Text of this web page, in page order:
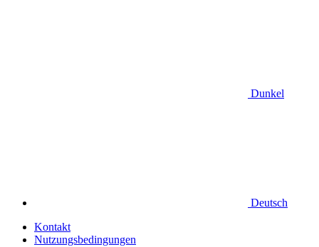
Dunkel
Deutsch
Kontakt
Nutzungsbedingungen